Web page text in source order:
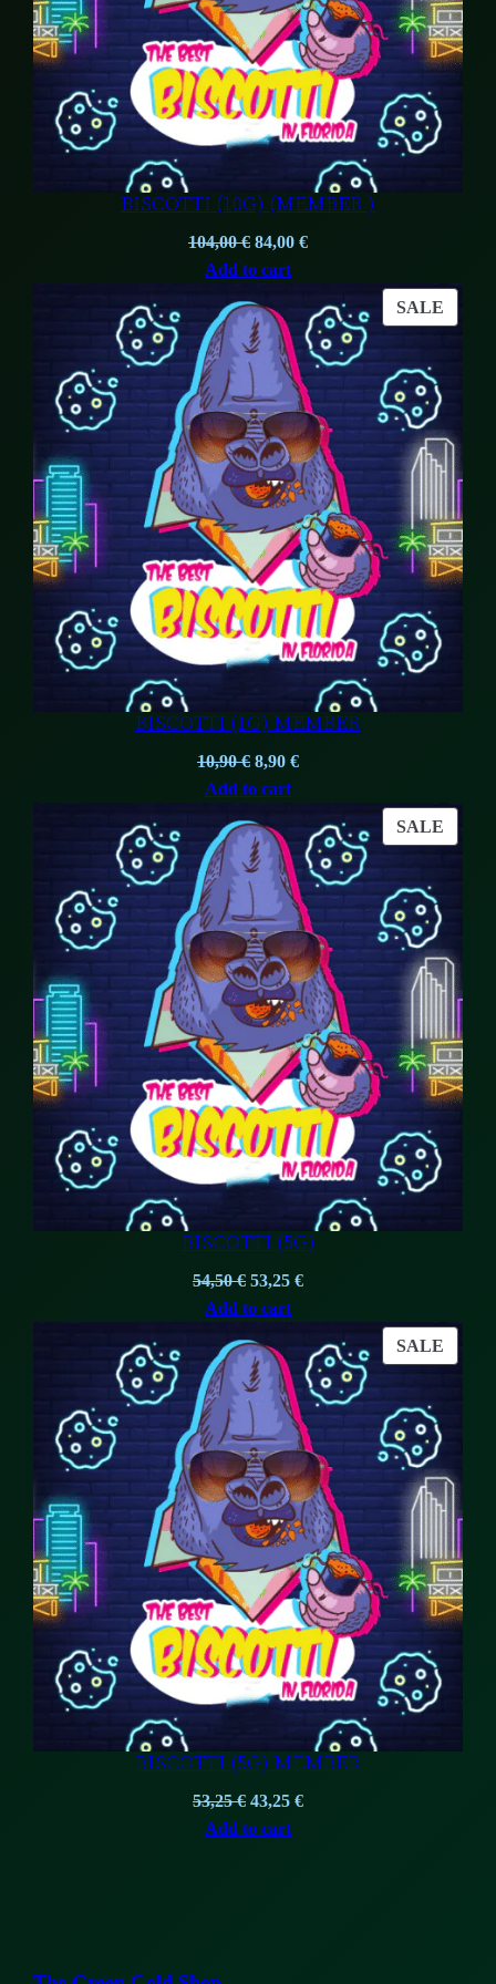
BISCOTTI (10G) (MEMBER )
104,00€ Original
price
104,00 €.
84,00 €Current
84,00 €.
Add to cart
SALE
BISCOTTI (1G) MEMBER
10,90€ Original
price
10,90 €.
8,90 €Current
8,90 €.
Add to cart
SALE
BISCOTTI (5G)
54,50€ Original
price
was:
54,50 €.
53,25 €Current
53,25 €.
Add to cart
SALE
BISCOTTI (5G) MEMBER
53,25€ Original
price
43,25 €Current
Add to cart